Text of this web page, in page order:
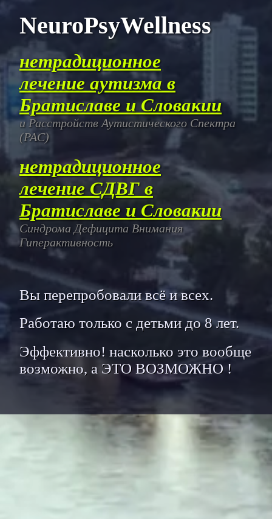
NeuroPsyWellness
нетрадиционное
лечение аутизма в
Братиславе и Словакии
и Расстройств Аутистического Спектра
(РАС)
нетрадиционное
лечение СДВГ в
Братиславе и Словакии
Синдрома Дефицита Внимания
Гиперактивность
Вы перепробовали всё и всех.
Работаю только с детьми до 8 лет.
Эффективно! насколько это вообще
возможно, а ЭТО ВОЗМОЖНО !